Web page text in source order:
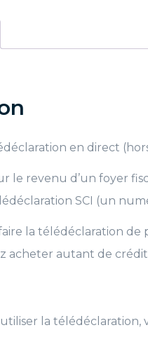
en direct
le revenu d’un foyer
SCI (un
la télédéclaration
acheter autant de
la télédéclaration,